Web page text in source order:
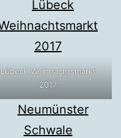
Lübeck Weihnachtsmarkt
2017